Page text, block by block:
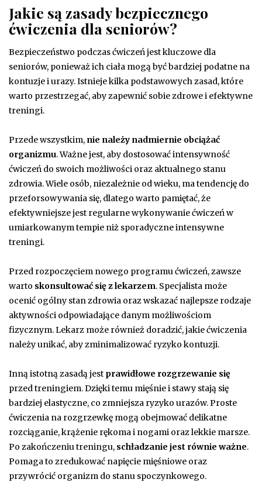
Jakie są zasady bezpiecznego
ćwiczenia dla seniorów?
Bezpieczeństwo podczas ćwiczeń jest kluczowe dla
seniorów, ponieważ ich ciała mogą być bardziej podatne na
kontuzje i urazy. Istnieje kilka podstawowych zasad, które
warto przestrzegać, aby zapewnić sobie zdrowe i efektywne
treningi.
Przede wszystkim, nie należy nadmiernie obciążać
organizmu. Ważne jest, aby dostosować intensywność
ćwiczeń do swoich możliwości oraz aktualnego stanu
zdrowia. Wiele osób, niezależnie od wieku, ma tendencję do
przeforsowywania się, dlatego warto pamiętać, że
efektywniejsze jest regularne wykonywanie ćwiczeń w
umiarkowanym tempie niż sporadyczne intensywne
treningi.
Przed rozpoczęciem nowego programu ćwiczeń, zawsze
warto skonsultować się z lekarzem. Specjalista może
ocenić ogólny stan zdrowia oraz wskazać najlepsze rodzaje
aktywności odpowiadające danym możliwościom
fizycznym. Lekarz może również doradzić, jakie ćwiczenia
należy unikać, aby zminimalizować ryzyko kontuzji.
Inną istotną zasadą jest prawidłowe rozgrzewanie się
przed treningiem. Dzięki temu mięśnie i stawy stają się
bardziej elastyczne, co zmniejsza ryzyko urazów. Proste
ćwiczenia na rozgrzewkę mogą obejmować delikatne
rozciąganie, krążenie rękoma i nogami oraz lekkie marsze.
Po zakończeniu treningu, schładzanie jest równie ważne.
Pomaga to zredukować napięcie mięśniowe oraz
przywrócić organizm do stanu spoczynkowego.